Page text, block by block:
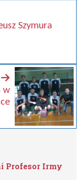
Szymura
w
Profesor Irmy